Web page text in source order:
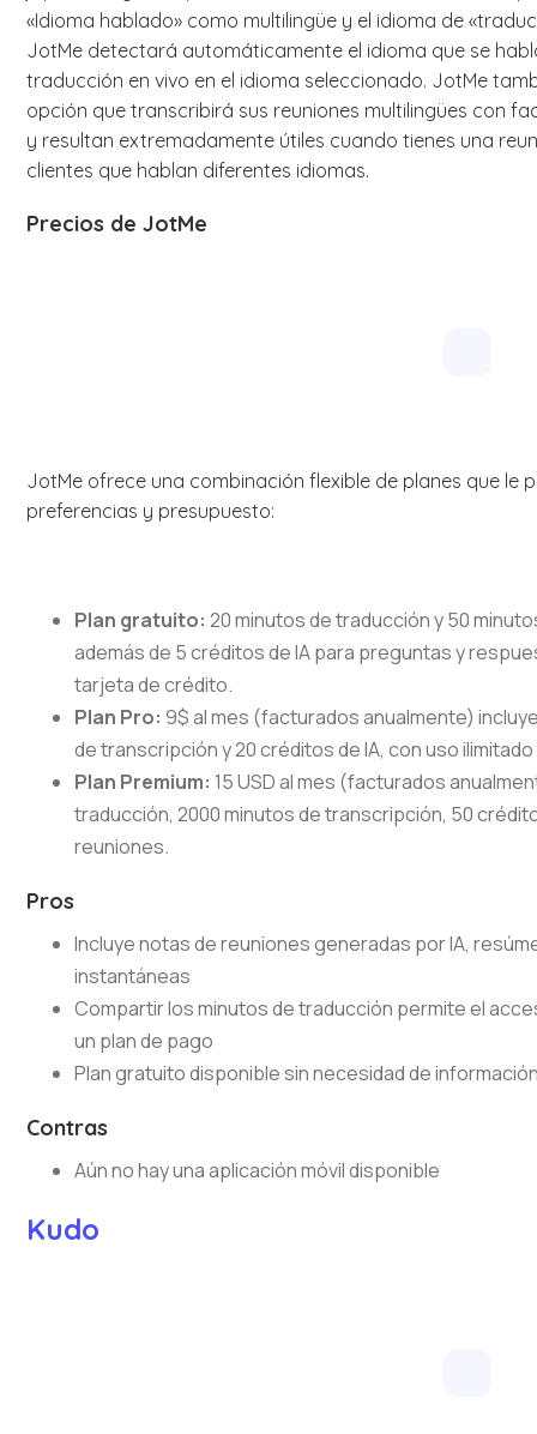
«Idioma hablado» como multilingüe y el idioma de
JotMe detectará automáticamente el idioma que se
traducción en vivo en el idioma seleccionado. JotMe
opción que transcribirá sus reuniones multilingües con
y resultan extremadamente útiles cuando tienes una
clientes que hablan diferentes idiomas.
Precios de JotMe
JotMe ofrece una combinación flexible de planes que le
preferencias y presupuesto:
Plan gratuito:20 minutos de traducción y 50
además de 5 créditos de IA para preguntas y
tarjeta de crédito.
Plan Pro: 9$ al mes (facturados anualmente)
de transcripción y 20 créditos de IA, con uso
Plan Premium: 15 USD al mes (facturados
traducción, 2000 minutos de transcripción, 50
reuniones.
Pros
Incluye notas de reuniones generadas por IA,
instantáneas
Compartir los minutos de traducción permite el
un plan de pago
Plan gratuito disponible sin necesidad de
Contras
Aún no hay una aplicación móvil disponible
Kudo